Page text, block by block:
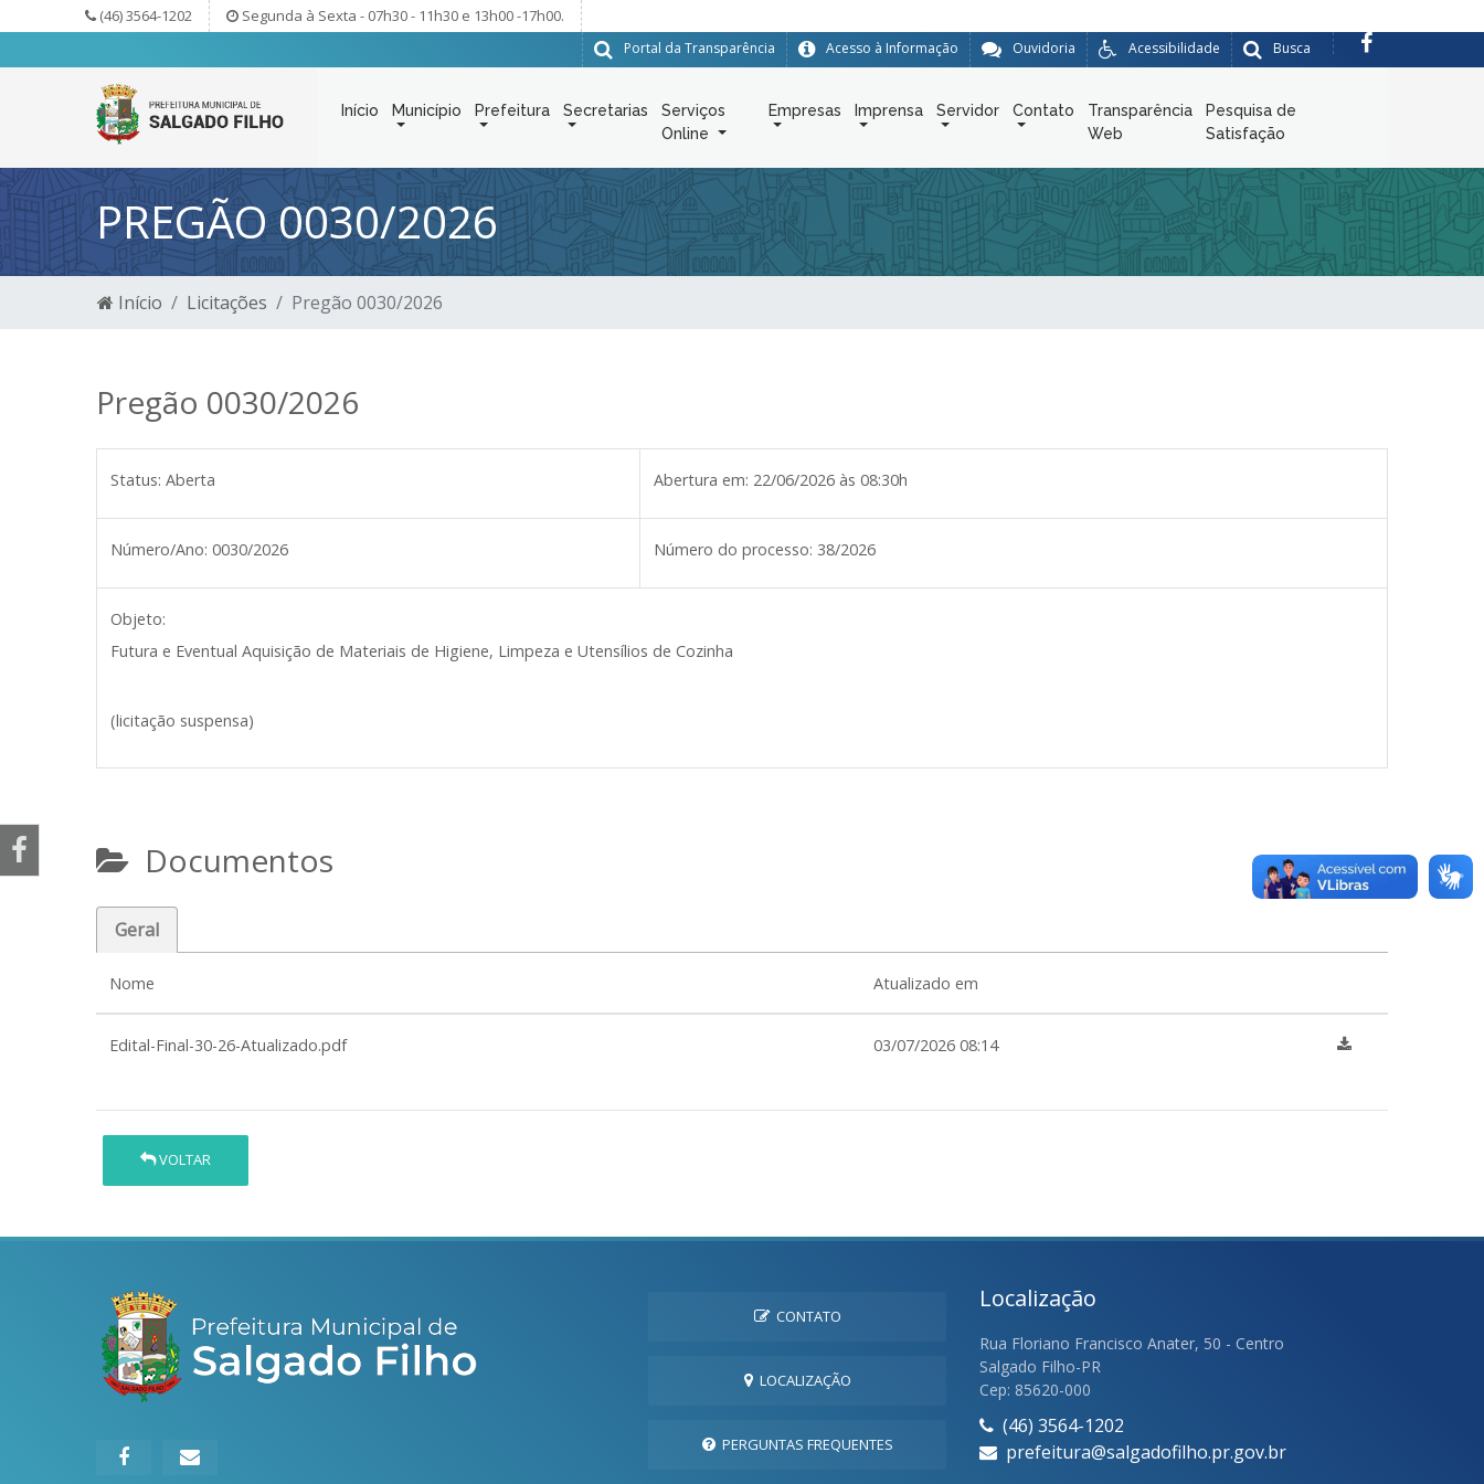
(46) 3564-1202 Segunda à Sexta - 07h30 - 11h30 e 13h00 -17h00.
Busca
Acessibilidade
Ouvidoria
Acesso à Informação
Portal da Transparência
Início Município Prefeitura Secretarias
Serviços
Online
Empresas Imprensa Servidor Contato
Transparência
Web
Pesquisa de
Satisfação
PREGÃO 0030/2026
Início Licitações Pregão 0030/2026
Pregão 0030/2026
Status: Aberta Abertura em: 22/06/2026 às 08:30h
Número/Ano: 0030/2026 Número do processo: 38/2026
Objeto:
Futura e Eventual Aquisição de Materiais de Higiene, Limpeza e Utensílios de Cozinha
(licitação suspensa)
Documentos
Geral
Nome Atualizado em
Edital-Final-30-26-Atualizado.pdf 03/07/2026 08:14
VOLTAR
CONTATO
LOCALIZAÇÃO
PERGUNTAS FREQUENTES
Localização
Rua Floriano Francisco Anater, 50 - Centro
Salgado Filho-PR
Cep: 85620-000
(46) 3564-1202
prefeitura@salgadofilho.pr.gov.br